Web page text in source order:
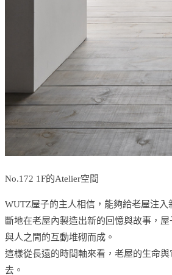
No.172 1F的Atelier空間
WUTZ屋子的主人相信，能夠給老屋注
斷地在老屋內製造出新的回憶與故事，
與人之間的互動堆砌而成。
這樣從長遠的時間軸來看，老屋的生命
去。